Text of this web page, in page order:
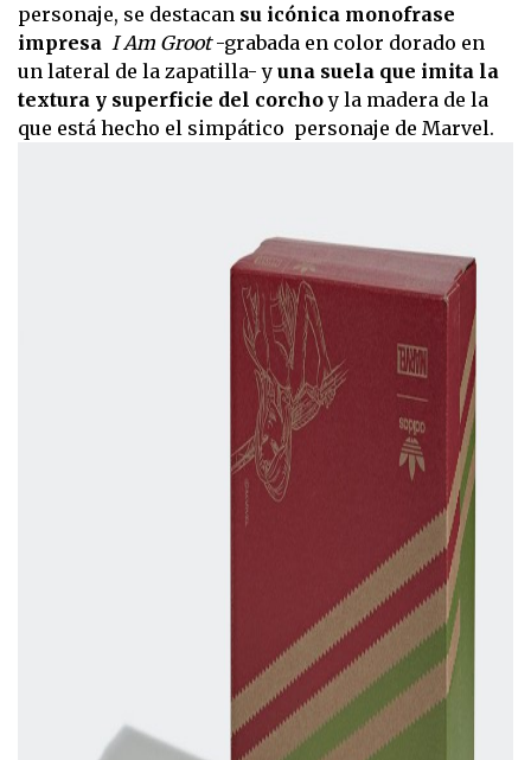
personaje, se destacan su icónica monofrase
impresa I Am Groot-grabada en color dorado en
un lateral de la zapatilla- y una suela que imita la
textura y superficie del corchoy la madera de la
que está hecho el simpático personaje de Marvel.